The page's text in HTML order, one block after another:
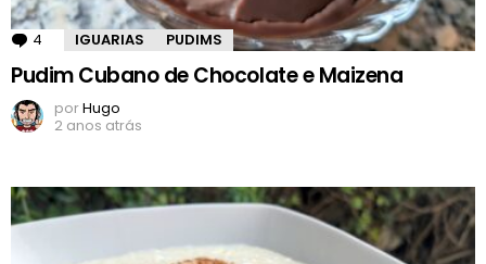
4 Comentários
IGUARIAS PUDIMS
Pudim Cubano de Chocolate e Maizena
porHugo
2 anos atrás